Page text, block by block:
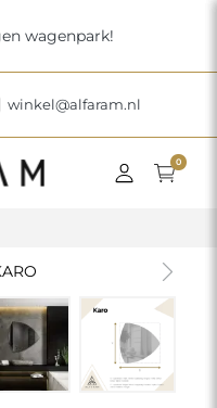
wagenpark!
winkel@alfaram.nl
0
Next